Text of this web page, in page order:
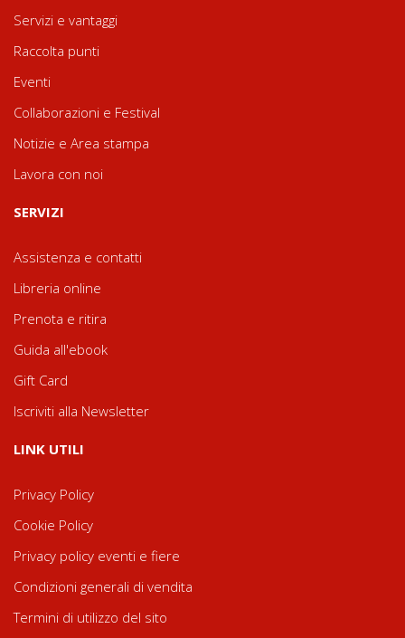
Servizi e vantaggi
Raccolta punti
Eventi
Collaborazioni e Festival
Notizie e Area stampa
Lavora con noi
SERVIZI
Assistenza e contatti
Libreria online
Prenota e ritira
Guida all'ebook
Gift Card
Iscriviti alla Newsletter
LINK UTILI
Privacy Policy
Cookie Policy
Privacy policy eventi e fiere
Condizioni generali di vendita
Termini di utilizzo del sito